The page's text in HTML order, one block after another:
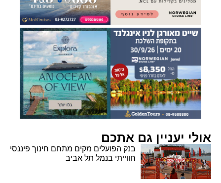
אולי יעניין גם אתכם
בנק הפועלים מקים מתחם חינוך פיננסי
חווייתי בנמל תל אביב